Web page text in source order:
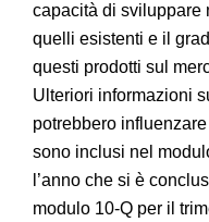
capacità di sviluppare
quelli esistenti e il
questi prodotti sul
Ulteriori informazioni
potrebbero
sono inclusi nel
l’anno che si è
modulo 10-Q per il